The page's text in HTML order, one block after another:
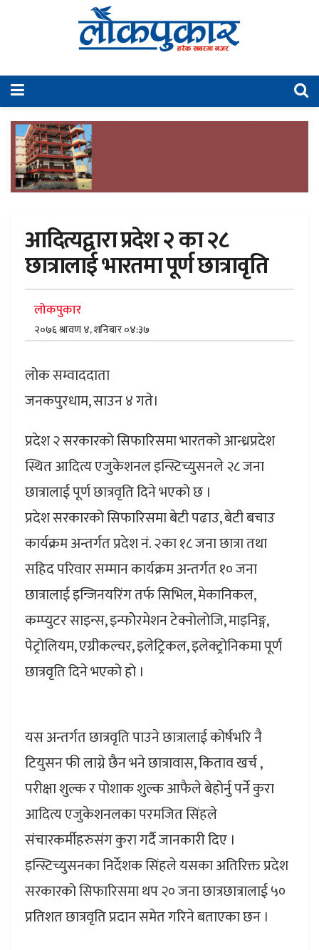
आदित्यद्वारा प्रदेश २ का २८
छात्रालाई भारतमा पूर्ण छात्रावृति
लोकपुकार
२०७६ श्रावण ४, शनिबार ०४:३७
लोक सम्वाददाता
जनकपुरधाम, साउन ४ गते।
प्रदेश २ सरकारको सिफारिसमा भारतको आन्ध्रप्रदेश
स्थित आदित्य एजुकेशनल इन्स्टिच्युसनले २८ जना
छात्रालाई पूर्ण छात्रवृति दिने भएको छ ।
प्रदेश सरकारको सिफारिसमा बेटी पढाउ, बेटी बचाउ
कार्यक्रम अन्तर्गत प्रदेश नं. २का १८ जना छात्रा तथा
सहिद परिवार सम्मान कार्यक्रम अन्तर्गत १० जना
छात्रालाई इन्जिनयरिंग तर्फ सिभिल, मेकानिकल,
कम्प्युटर साइन्स, इन्फोेरमेशन टेक्नोलोजि, माइनिङ्ग,
पेट्रोलियम, एग्रीकल्चर, इलेट्रिकल, इलेक्ट्रोनिकमा पूर्ण
छात्रवृति दिने भएको हो ।
यस अन्तर्गत छात्रवृति पाउने छात्रालाई कोर्षभरि नै
टियुसन फी लाग्ने छैन भने छात्रावास, किताव खर्च ,
परीक्षा शुल्क र पोशाक शुल्क आफैले बेहोर्नु पर्ने कुरा
आदित्य एजुकेशनलका परमजित सिंहले
संचारकर्मीहरुसंग कुरा गर्दै जानकारी दिए ।
इन्स्टिच्युसनका निर्देशक सिंहले यसका अतिरिक्त प्रदेश
सरकारको सिफारिसमा थप २० जना छात्रछात्रालाई ५०
प्रतिशत छात्रवृति प्रदान समेत गरिने बताएका छन ।